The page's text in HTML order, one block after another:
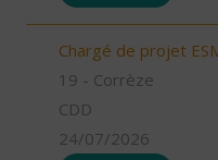
Chargé de projet
19 - Corrèze
CDD
24/07/2026